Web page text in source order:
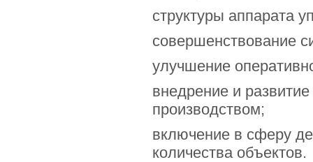
структуры аппарата
совершенствование
улучшение
внедрение и
производством;
включение в сферу
количества объектов.